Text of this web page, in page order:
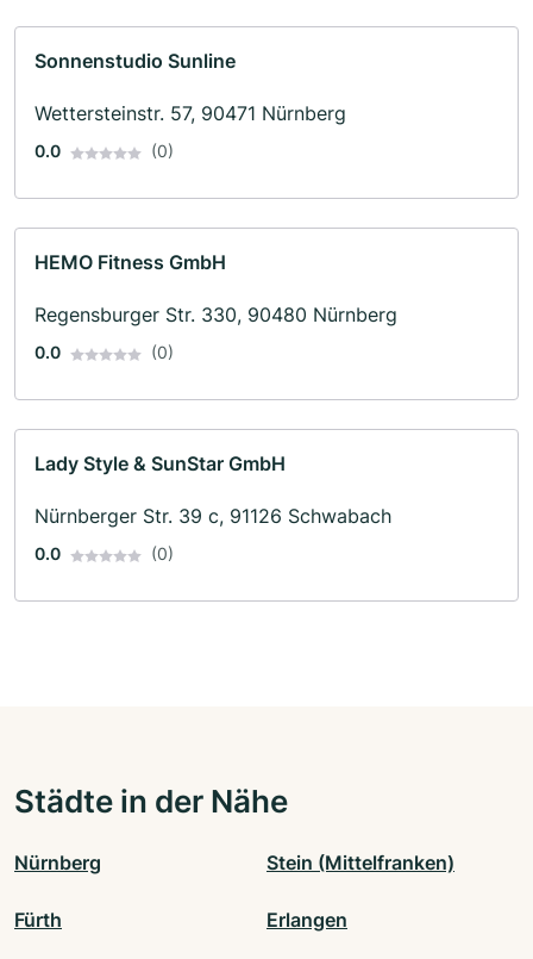
Sonnenstudio Sunline
Wettersteinstr. 57, 90471 Nürnberg
0.0 (0)
HEMO Fitness GmbH
Regensburger Str. 330, 90480 Nürnberg
0.0 (0)
Lady Style & SunStar GmbH
Nürnberger Str. 39 c, 91126 Schwabach
0.0 (0)
Städte in der Nähe
Nürnberg Stein (Mittelfranken)
Fürth Erlangen